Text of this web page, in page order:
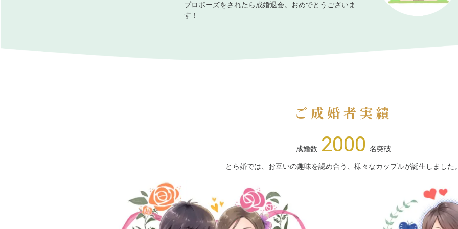
プロポーズをされたら成婚退会。おめでとうございま
す！
ご成婚者実績
成婚数 2000 名突破
とら婚では、お互いの趣味を認め合う、様々なカップルが誕生しました